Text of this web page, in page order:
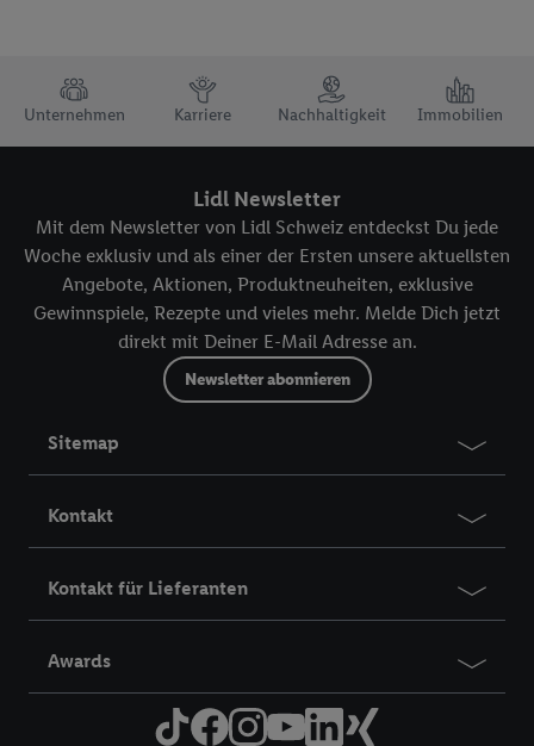
TRUSTBAR
Unternehmen Karriere Nachhaltigkeit Immobilien
Lidl Newsletter
Mit dem Newsletter von Lidl Schweiz entdeckst Du jede
Woche exklusiv und als einer der Ersten unsere aktuellsten
Angebote, Aktionen, Produktneuheiten, exklusive
Gewinnspiele, Rezepte und vieles mehr. Melde Dich jetzt
direkt mit Deiner E-Mail Adresse an.
Newsletter abonnieren
Sitemap
Kontakt
Kontakt für Lieferanten
Awards